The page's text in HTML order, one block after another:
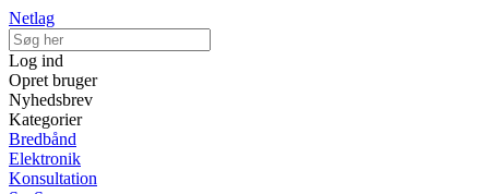
Netlag
Log ind
Opret bruger
Nyhedsbrev
Kategorier
Bredbånd
Elektronik
Konsultation